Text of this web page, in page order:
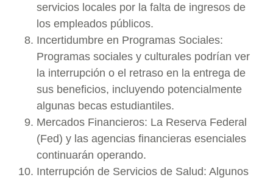
servicios locales por la falta de ingresos de
los empleados públicos.
Incertidumbre en Programas Sociales:
Programas sociales y culturales podrían ver
la interrupción o el retraso en la entrega de
sus beneficios, incluyendo potencialmente
algunas becas estudiantiles.
Mercados Financieros: La Reserva Federal
(Fed) y las agencias financieras esenciales
continuarán operando.
Interrupción de Servicios de Salud: Algunos